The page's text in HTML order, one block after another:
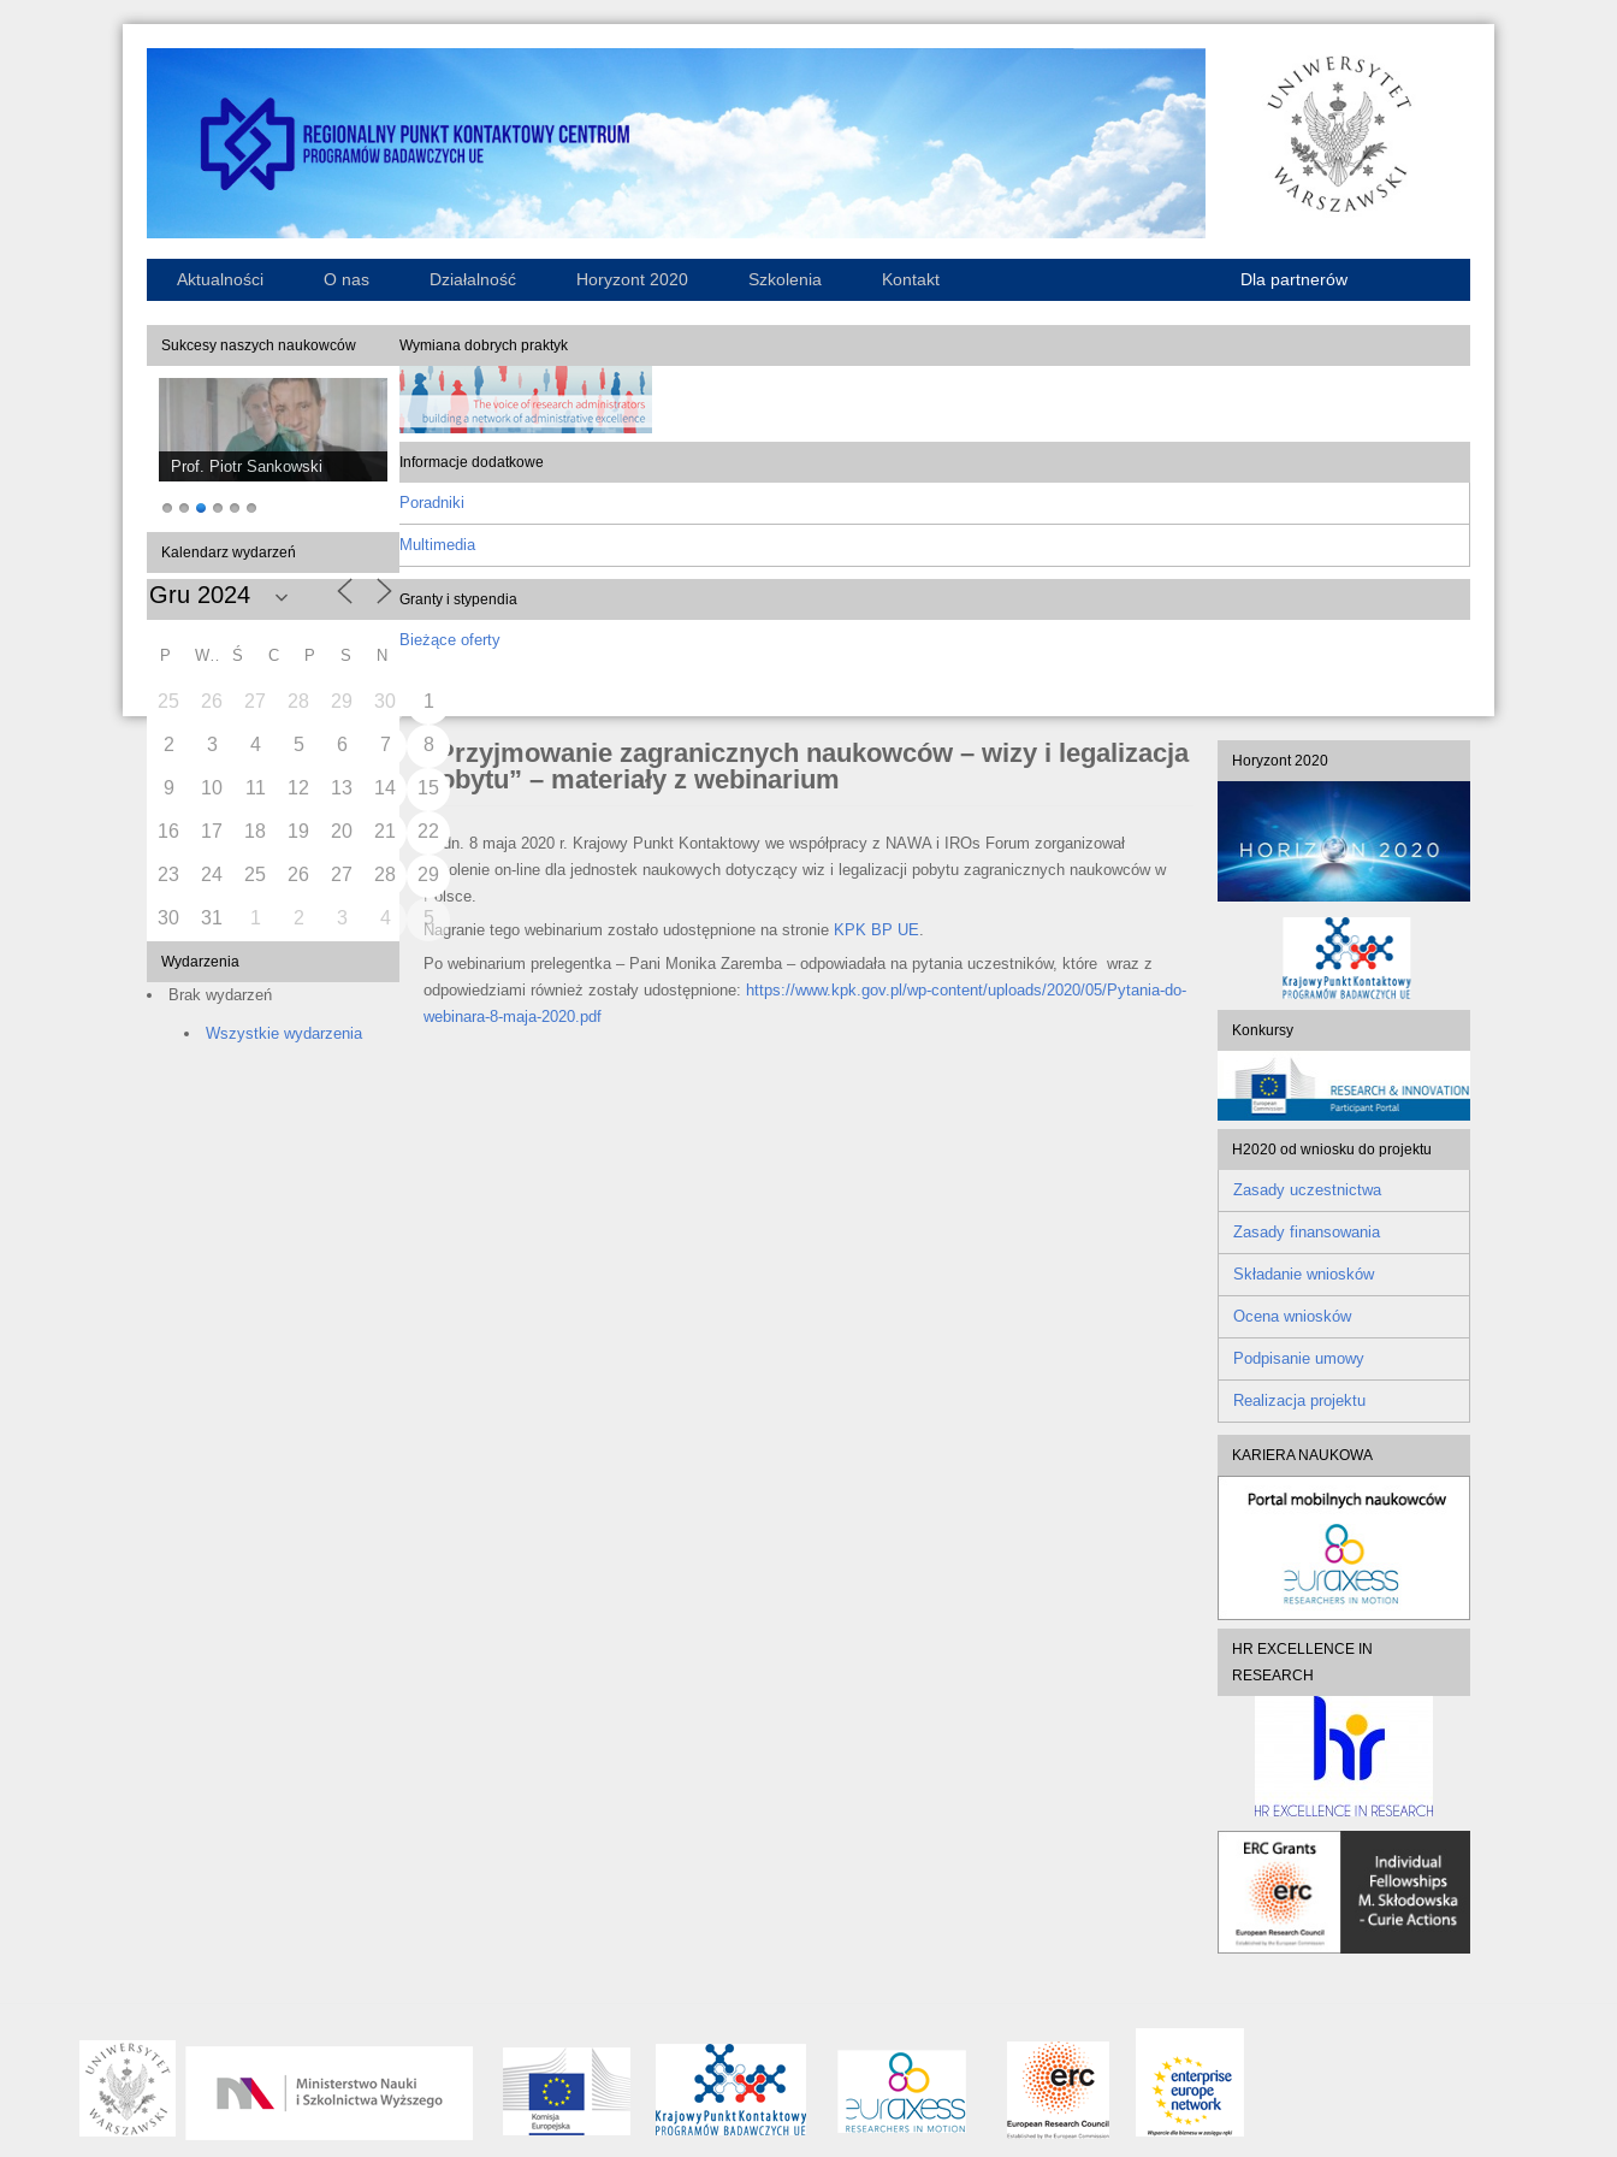
Aktualności O nas Działalność Horyzont 2020 Szkolenia Kontakt Dla partnerów
Sukcesy naszych naukowców
Prof. Piotr Sankowski
Kalendarz wydarzeń
P Ś C P S N
25 26 27 28 29 30 1
2 3 4 5 6 7 8
9 10 11 12 13 14 15
16 17 18 19 20 21 22
23 24 25 26 27 28 29
30 31 1 2 3 4 5
Wydarzenia
Brak wydarzeń
Wszystkie wydarzenia
Wymiana dobrych praktyk
Informacje dodatkowe
Poradniki
Multimedia
Granty i stypendia
Bieżące oferty
„Przyjmowanie zagranicznych naukowców – wizy i legalizacja
pobytu” – materiały z webinarium
W dn. 8 maja 2020 r. Krajowy Punkt Kontaktowy we współpracy z NAWA i IROs Forum zorganizował
szkolenie on-line dla jednostek naukowych dotyczący wiz i legalizacji pobytu zagranicznych naukowców w
Polsce.
Nagranie tego webinarium zostało udostępnione na stronie KPK BP UE
Po webinarium prelegentka – Pani Monika Zaremba – odpowiadała na pytania uczestników, które wraz z
odpowiedziami również zostały udostępnione: https://www.kpk.gov.pl/wp-content/uploads/2020/05/Pytania-do-
webinara-8-maja-2020.pdf
Horyzont 2020
Konkursy
H2020 od wniosku do projektu
Zasady uczestnictwa
Zasady finansowania
Składanie wniosków
Ocena wniosków
Podpisanie umowy
Realizacja projektu
KARIERA NAUKOWA
HR EXCELLENCE IN
RESEARCH